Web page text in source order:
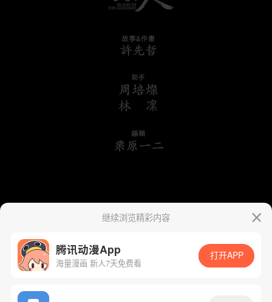
App免费看
继续浏览精彩内容
腾讯动漫App
海量漫画 新人7天免费看
打开APP